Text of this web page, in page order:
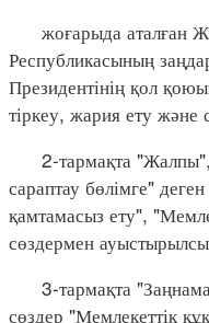
жоғарыда аталған
Республикасының
Президентінің қол
тіркеу, жария ету және
2-тармақта "Жалпы",
сараптау бөлімге"
қамтамасыз ету",
сөздермен
3-тармақта "Заңнама
сөздер "Мемлекеттік